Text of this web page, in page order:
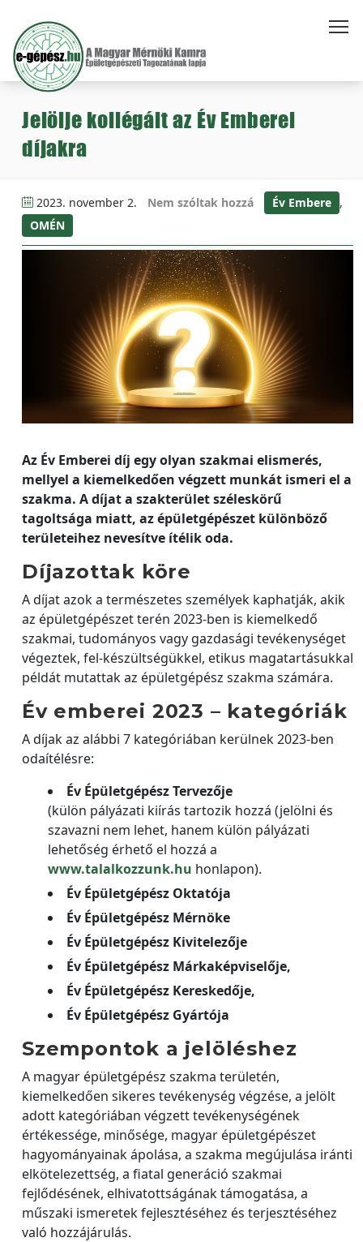
Jelölje kollégáit az Év Emberei
díjakra
2023. november 2. Nem szóltak hozzá Év Embere ,
OMÉN
Az Év Emberei díj egy olyan szakmai elismerés,
mellyel a kiemelkedően végzett munkát ismeri el a
szakma. A díjat a szakterület széleskörű
tagoltsága miatt, az épületgépészet különböző
területeihez nevesítve ítélik oda.
Díjazottak köre
A díjat azok a természetes személyek kaphatják, akik
az épületgépészet terén 2023-ben is kiemelkedő
szakmai, tudományos vagy gazdasági tevékenységet
végeztek, fel-készültségükkel, etikus magatartásukkal
példát mutattak az épületgépész szakma számára.
Év emberei 2023 – kategóriák
A díjak az alábbi 7 kategóriában kerülnek 2023-ben
odaítélésre:
Év Épületgépész Tervezője
(külön pályázati kiírás tartozik hozzá (jelölni és
szavazni nem lehet, hanem külön pályázati
lehetőség érhető el hozzá a
www.talalkozzunk.hu honlapon).
Év Épületgépész Oktatója
Év Épületgépész Mérnöke
Év Épületgépész Kivitelezője
Év Épületgépész Márkaképviselője,
Év Épületgépész Kereskedője,
Év Épületgépész Gyártója
Szempontok a jelöléshez
A magyar épületgépész szakma területén,
kiemelkedően sikeres tevékenység végzése, a jelölt
adott kategóriában végzett tevékenységének
értékessége, minősége, magyar épületgépészet
hagyományainak ápolása, a szakma megújulása iránti
elkötelezettség, a fiatal generáció szakmai
fejlődésének, elhivatottságának támogatása, a
műszaki ismeretek fejlesztéséhez és terjesztéséhez
való hozzájárulás.